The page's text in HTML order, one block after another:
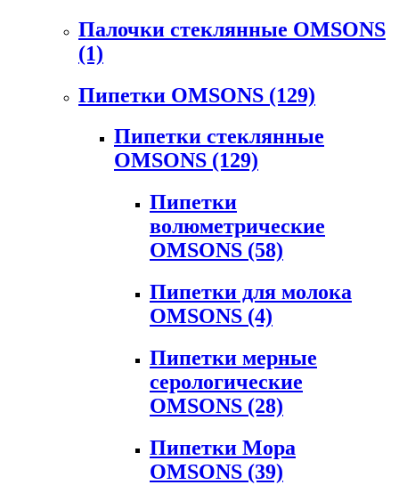
Палочки стеклянные OMSONS
(1)
Пипетки OMSONS (129)
Пипетки стеклянные
OMSONS (129)
Пипетки
волюметрические
OMSONS (58)
Пипетки для молока
OMSONS (4)
Пипетки мерные
серологические
OMSONS (28)
Пипетки Мора
OMSONS (39)